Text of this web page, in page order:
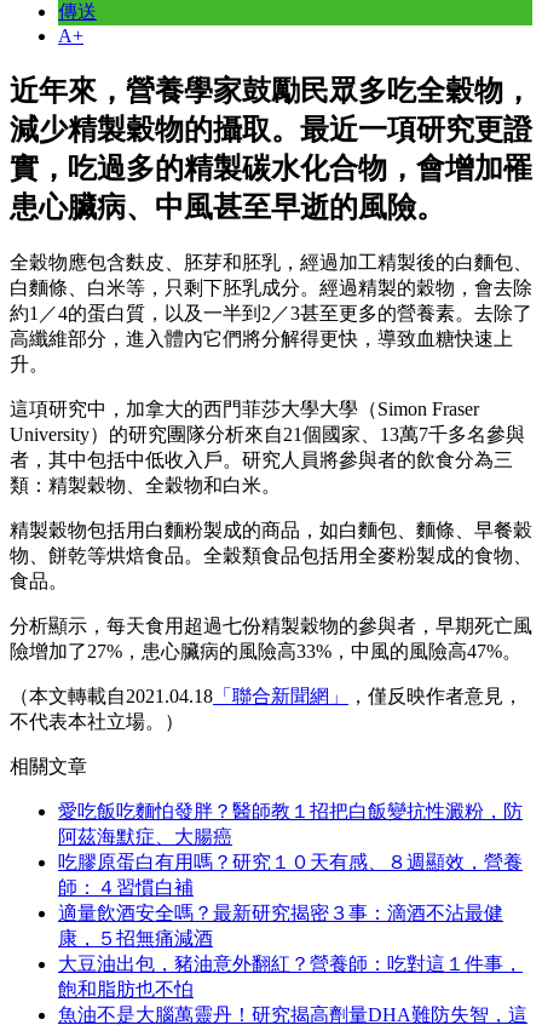
傳送
A+
近年來，營養學家鼓勵民眾多吃全穀物，
減少精製穀物的攝取。最近一項研究更證
實，吃過多的精製碳水化合物，會增加罹
患心臟病、中風甚至早逝的風險。
全穀物應包含麩皮、胚芽和胚乳，經過加工精製後的白麵包、
白麵條、白米等，只剩下胚乳成分。經過精製的穀物，會去除
約1／4的蛋白質，以及一半到2／3甚至更多的營養素。去除了
高纖維部分，進入體內它們將分解得更快，導致血糖快速上
升。
這項研究中，加拿大的西門菲莎大學大學（Simon Fraser
University）的研究團隊分析來自21個國家、13萬7千多名參與
者，其中包括中低收入戶。研究人員將參與者的飲食分為三
類：精製穀物、全穀物和白米。
精製穀物包括用白麵粉製成的商品，如白麵包、麵條、早餐穀
物、餅乾等烘焙食品。全穀類食品包括用全麥粉製成的食物、
食品。
分析顯示，每天食用超過七份精製穀物的參與者，早期死亡風
險增加了27%，患心臟病的風險高33%，中風的風險高47%。
（本文轉載自2021.04.18 「聯合新聞網」
，僅反映作者意見，
不代表本社立場。）
相關文章
愛吃飯吃麵怕發胖？醫師教１招把白飯變抗性澱粉，防
阿茲海默症、大腸癌
吃膠原蛋白有用嗎？研究１０天有感、８週顯效，營養
師：４習慣白補
適量飲酒安全嗎？最新研究揭密３事：滴酒不沾最健
康，５招無痛減酒
大豆油出包，豬油意外翻紅？營養師：吃對這１件事，
飽和脂肪也不怕
魚油不是大腦萬靈丹！研究揭高劑量DHA難防失智，這